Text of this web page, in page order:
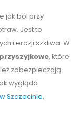
jak ból przy
Jest to
i erozji szkliwa. W
, które
zabezpieczają
wygląda
Szczecinie,